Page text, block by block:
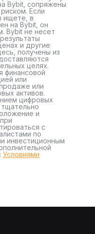
Bybit, сопряжены
Если
ищете, в
на Bybit, он
Bybit не несет
и другие
получены из
целях.
финансовой
или
или
активов.
цифровых
и
с
по
инвестиционным
Условиями